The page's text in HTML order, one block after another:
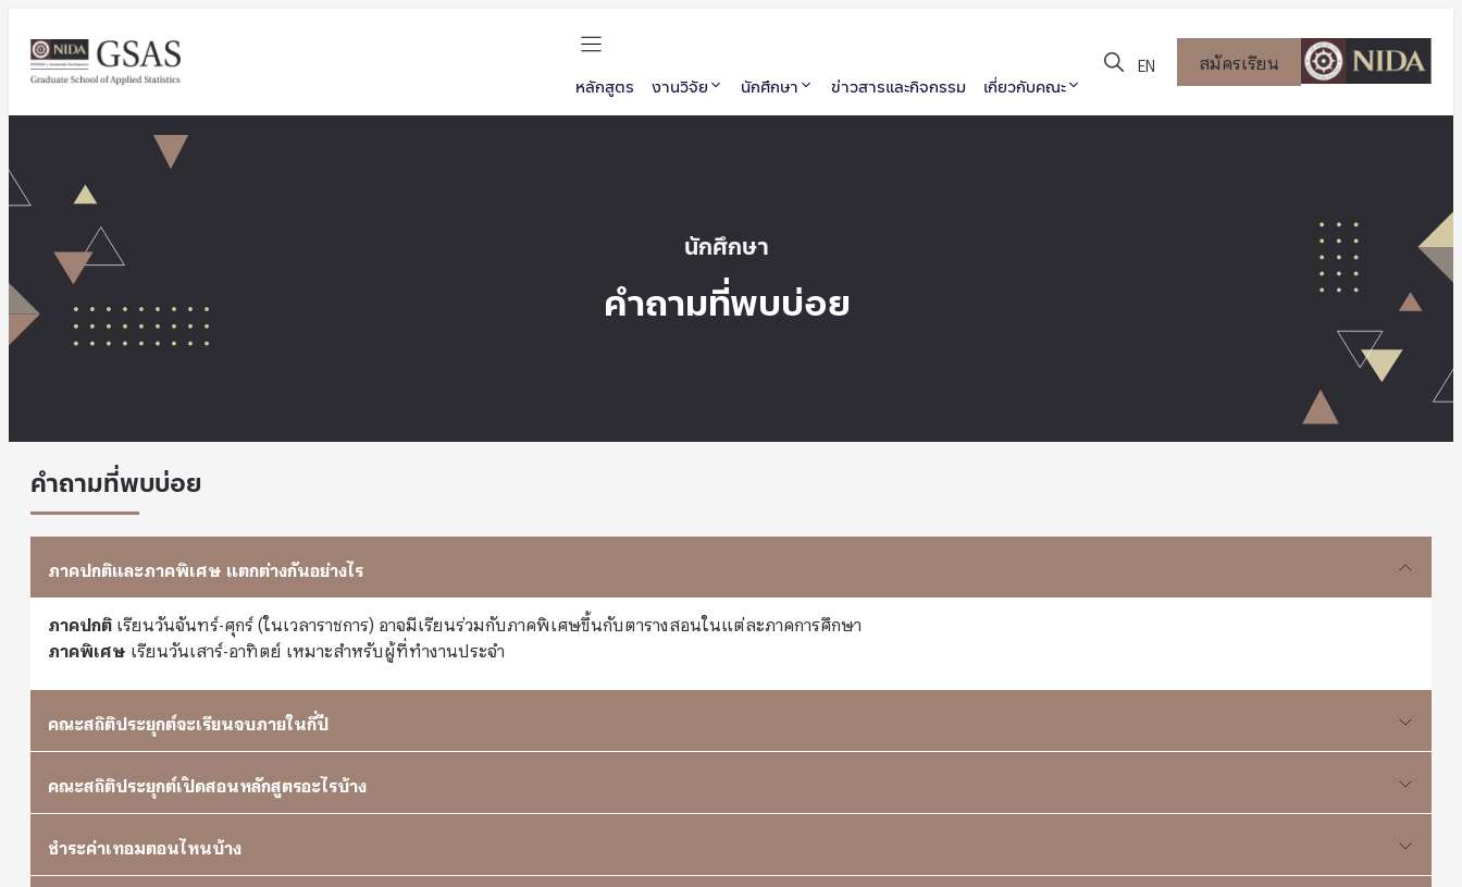
หลักสูตร งานวิจัย นักศึกษา ข่าวสารและกิจกรรม เกี่ยวกับคณะ
EN สมัครเรียน
นักศึกษา
คำถามที่พบบ่อย
คำถามที่พบบ่อย
ภาคปกติและภาคพิเศษ แตกต่างกันอย่างไร
ภาคปกติ เรียนวันจันทร์-ศุกร์ (ในเวลาราชการ) อาจมีเรียนร่วมกับภาคพิเศษขึ้นกับตารางสอนในแต่ละภาคการศึกษา
ภาคพิเศษ เรียนวันเสาร์-อาทิตย์ เหมาะสำหรับผู้ที่ทำงานประจำ
คณะสถิติประยุกต์จะเรียนจบภายในกี่ปี
คณะสถิติประยุกต์เปิดสอนหลักสูตรอะไรบ้าง
ชำระค่าเทอมตอนไหนบ้าง